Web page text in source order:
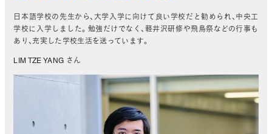
日本語学校の先生から、大学入学に向けて良い学校だと勧められ、中央工
学校に入学しました。勉強だけでなく、軽井沢研修や飛鳥祭などの行事も
あり、充実した学校生活を送っています。
LIM TZE YANG さん